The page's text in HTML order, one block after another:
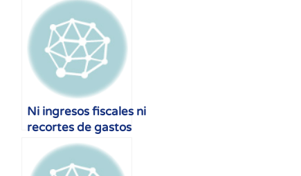
Ni ingresos fiscales ni
recortes de gastos